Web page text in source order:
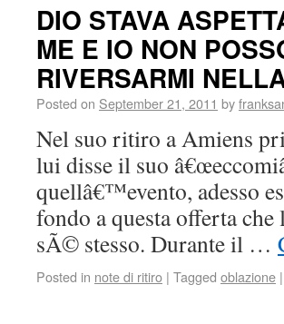
DIO STAVA
ME E IO NON
RIVERSARMI
Posted on September 21, 2011 by
Nel suo ritiro a Amiens
lui disse il suo
quellâ€™evento, adesso
fondo a questa offerta
sÃ© stesso. Durante il …
Posted in note di ritiro | Tagged oblazione |